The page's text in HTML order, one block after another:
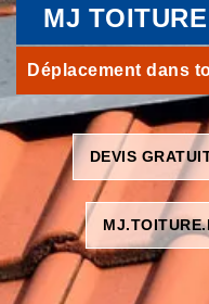
MJ
Déplacement dans
DEVIS